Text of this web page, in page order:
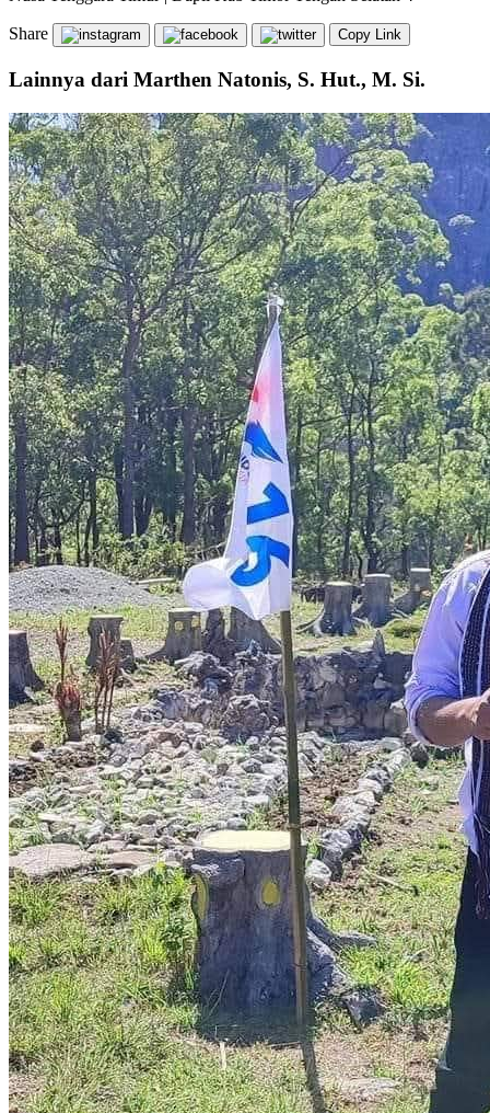
Share Copy Link
Lainnya dari Marthen Natonis, S. Hut., M. Si.